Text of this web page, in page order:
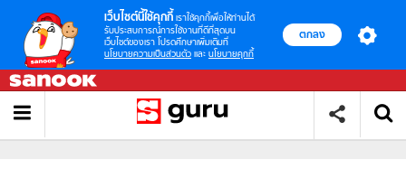
เว็บไซต์นี้ใช้คุกกี้ เราใช้คุกกี้เพื่อให้ท่านได้
รับประสบการณ์การใช้งานที่ดีที่สุดบน
เว็บไซต์ของเรา โปรดศึกษาเพิ่มเติมที่
นโยบายความเป็นส่วนตัว และ นโยบายคุกกี้
ตกลง